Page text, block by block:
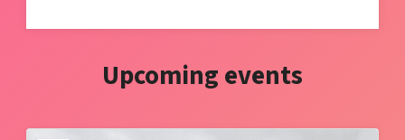
Upcoming events